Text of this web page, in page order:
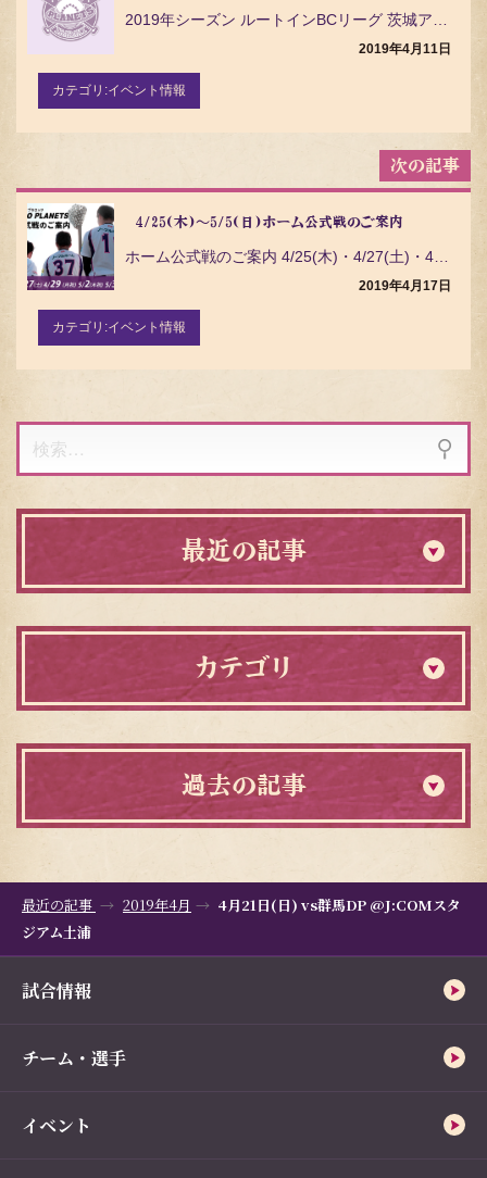
2019年シーズン ルートインBCリーグ 茨城アストロプラネッツ vs 福島レッドホープス １回戦 …
2019年4月11日
カテゴリ:イベント情報
4/25(木)～5/5(日)ホーム公式戦のご案内
2019年4月17日
カテゴリ:イベント情報
索:
最近の記事
カテゴリ
過去の記事
最近の記事 2019年4月
4月21日(日) vs群馬DP @J:COMスタ
ジアム土浦
試合情報
チーム・選手
イベント